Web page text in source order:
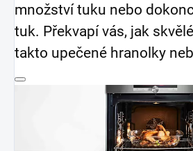
množství tuku nebo
tuk. Překvapí vás, jak
takto upečené hranolky